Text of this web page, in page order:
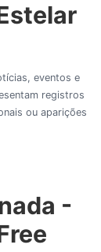
eventos e
registros
ou aparições
-